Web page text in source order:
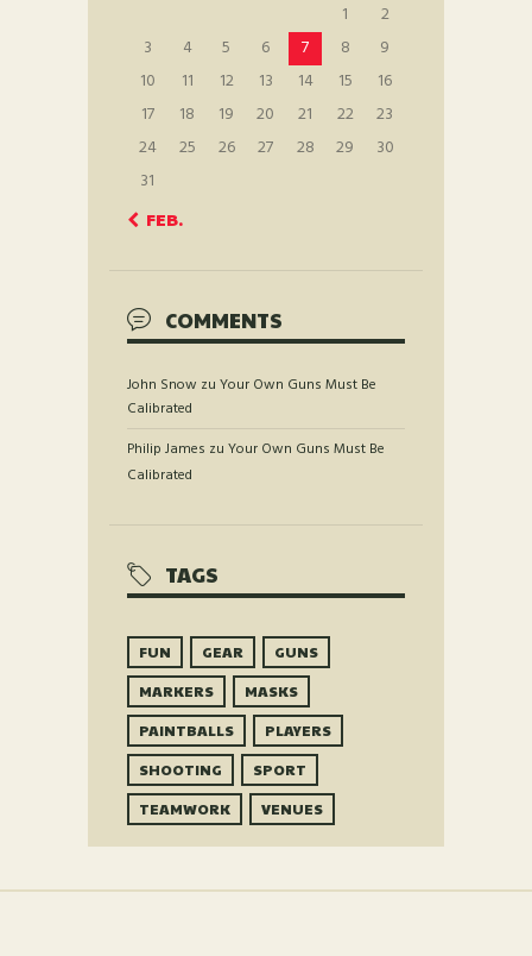
1
2
3
4 5 6 7 8
9
10
11 12 13 14 15
16
17
18 19 20 21 22
23
24
25 26 27 28 29
30
31
« FEB.
COMMENTS
John Snow zu Your Own Guns Must Be
Calibrated
Philip James zu Your Own Guns Must Be
Calibrated
TAGS
FUN GEAR GUNS
MARKERS MASKS
PAINTBALLS PLAYERS
SHOOTING SPORT
TEAMWORK VENUES